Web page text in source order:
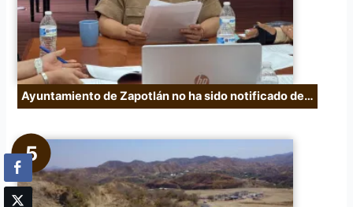
Ayuntamiento de Zapotlán no ha sido notificado de…